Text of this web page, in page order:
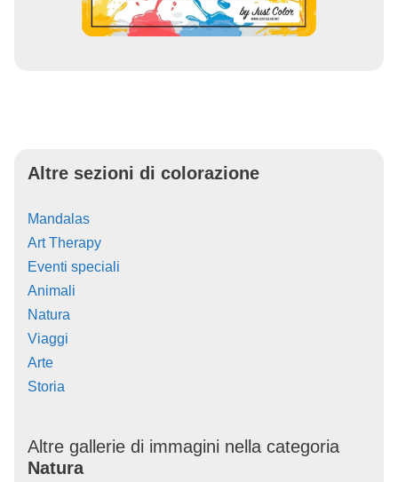
Altre sezioni di colorazione
Mandalas
Art Therapy
Eventi speciali
Animali
Natura
Viaggi
Arte
Storia
Altre gallerie di immagini nella categoria
Natura